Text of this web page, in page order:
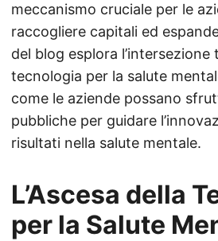
meccanismo cruciale per le
raccogliere capitali ed
del blog esplora l’intersezione
tecnologia per la salute
come le aziende possano
pubbliche per guidare
risultati nella salute mentale.
L’Ascesa della
per la Salute